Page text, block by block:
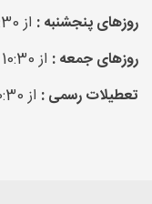
روزهای پنجشنبه : از 10:30 تا 22:30
روزهای جمعه : از 10:30 تا 22:30
تعطیلات رسمی : از 10:30 تا 22:30